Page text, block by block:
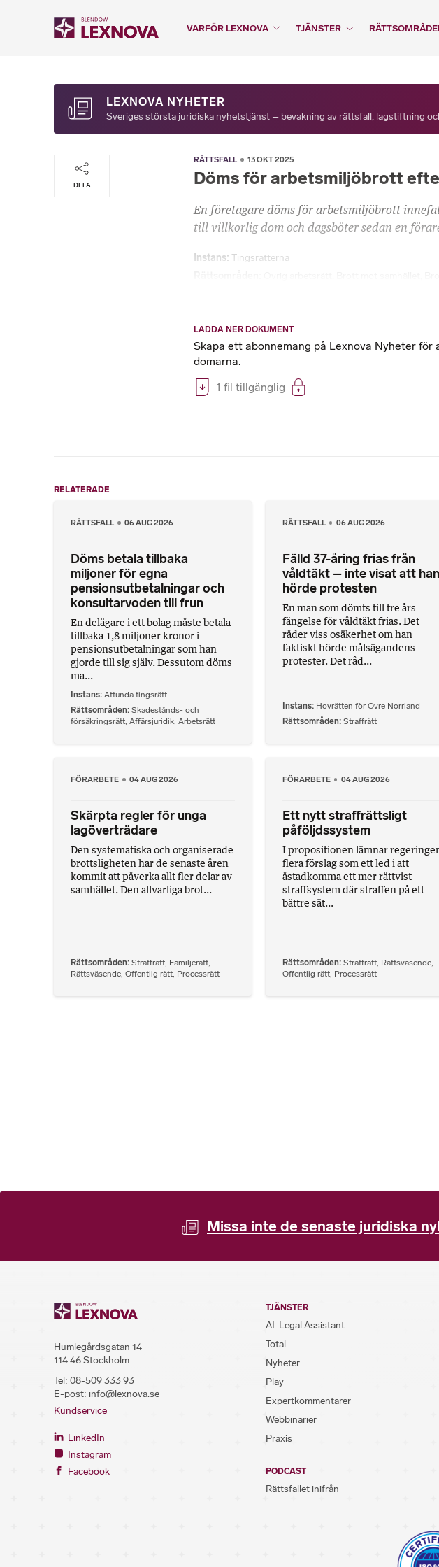
VARFÖR LEXNOVA TJÄNSTER
LEXNOVA NYHETER
Sveriges största juridiska nyhetstjänst – bevakning av rättsfall, lagstiftning
DELA
RÄTTSFALL 13 OKT 2025
Döms för arbetsmiljöbrott
En företagare döms för arbetsmiljöbrott
till villkorlig dom och dagsböter sedan en
Instans Tingsrätterna
LADDA NER DOKUMENT
Skapa ett abonnemang på Lexnova Nyheter
domarna.
1 fil tillgänglig
RELATERADE
RÄTTSFALL 06 AUG 2026
Döms betala tillbaka
miljoner för egna
pensionsutbetalningar och
konsultarvoden till frun
En delägare i ett bolag måste betala
tillbaka 1,8 miljoner kronor i
pensionsutbetalningar som han
gjorde till sig själv. Dessutom döms
ma...
Instans Attunda tingsrätt
Rättsområden Skadestånds- och
försäkringsrätt Affärsjuridik Arbetsrätt
RÄTTSFALL 06 AUG 2026
Fälld 37-åring frias från
våldtäkt – inte visat att han
hörde protesten
En man som dömts till tre års
fängelse för våldtäkt frias. Det
råder viss osäkerhet om han
faktiskt hörde målsägandens
protester. Det råd...
Instans Hovrätten för Övre Norrland
Rättsområden Straffrätt
FÖRARBETE 04 AUG 2026
Skärpta regler för unga
lagöverträdare
Den systematiska och organiserade
brottsligheten har de senaste åren
kommit att påverka allt fler delar av
samhället. Den allvarliga brot...
Rättsområden Straffrätt Familjerätt
Rättsväsende Offentlig rätt Processrätt
FÖRARBETE 04 AUG 2026
Ett nytt straffrättsligt
påföljdssystem
I propositionen lämnar
flera förslag som ett led i att
åstadkomma ett mer rättvist
straffsystem där straffen på ett
bättre sät...
Rättsområden Straffrätt, Rättsväsende,
Offentlig rätt, Processrätt
Missa inte de senaste juridiska
Humlegårdsgatan 14
114 46 Stockholm
Tel: 08-509 333 93
E-post: info@lexnova.se
Kundservice
LinkedIn
Instagram
Facebook
TJÄNSTER
AI-Legal Assistant
Total
Nyheter
Play
Expertkommentarer
Webbinarier
Praxis
PODCAST
Rättsfallet inifrån